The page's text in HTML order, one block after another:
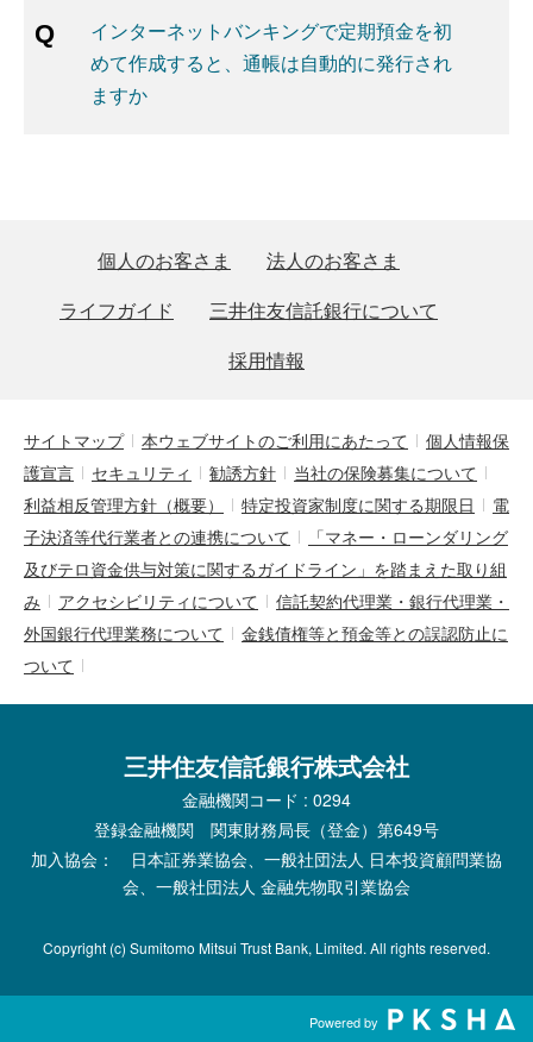
インターネットバンキングで定期預金を初
めて作成すると、通帳は自動的に発行され
ますか
個人のお客さま
法人のお客さま
ライフガイド
三井住友信託銀行について
採用情報
サイトマップ 本ウェブサイトのご利用にあたって
個人情報保
護宣言
セキュリティ 勧誘方針
当社の保険募集について
利益相反管理方針（概要）
特定投資家制度に関する期限日
電
子決済等代行業者との連携について
「マネー・ローンダリング
及びテロ資金供与対策に関するガイドライン」を踏まえた取り組
み
アクセシビリティについて
信託契約代理業・銀行代理業・
外国銀行代理業務について
金銭債権等と預金等との誤認防止に
ついて
三井住友信託銀行株式会社
金融機関コード : 0294
登録金融機関 関東財務局長（登金）第649号
加入協会： 日本証券業協会、一般社団法人 日本投資顧問業協
会、一般社団法人 金融先物取引業協会
Copyright (c) Sumitomo Mitsui Trust Bank, Limited. All rights reserved.
Powered by